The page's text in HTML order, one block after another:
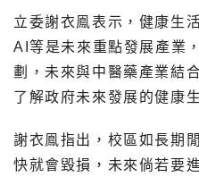
立委謝衣鳯表示，健康生
AI等是未來重點發展產業
劃，未來與中醫藥產業結
了解政府未來發展的健康
謝衣鳯指出，校區如長期
快就會毀損，未來倘若要